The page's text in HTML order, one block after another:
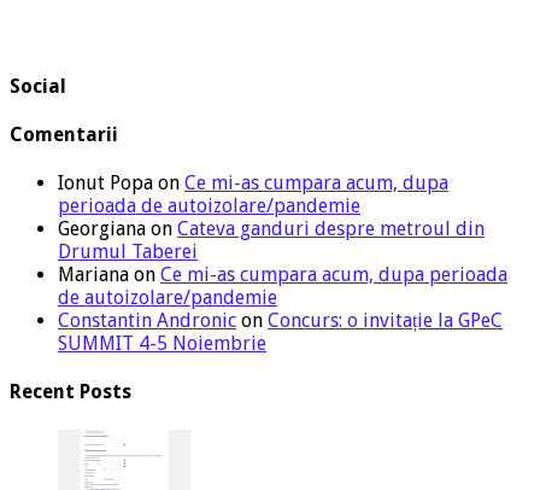
Social
Comentarii
Ionut Popa on Ce mi-as cumpara acum, dupa
perioada de autoizolare/pandemie
Georgiana on Cateva ganduri despre metroul din
Drumul Taberei
Mariana on Ce mi-as cumpara acum, dupa perioada
de autoizolare/pandemie
Constantin Andronic on Concurs: o invitație la GPeC
SUMMIT 4-5 Noiembrie
Recent Posts